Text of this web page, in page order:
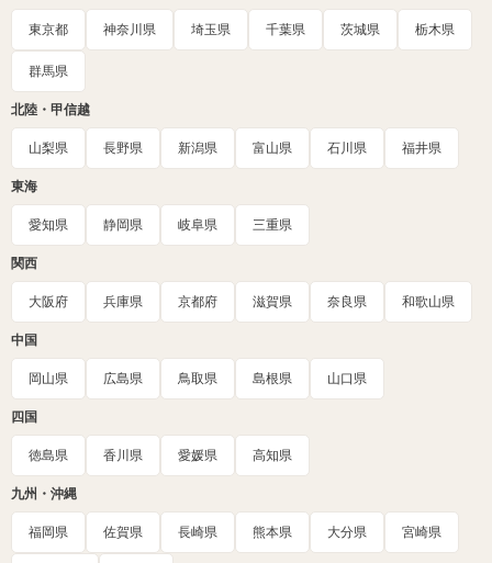
東京都 神奈川県 埼玉県 千葉県 茨城県 栃木県
群馬県
北陸・甲信越
山梨県 長野県 新潟県 富山県 石川県 福井県
東海
愛知県 静岡県 岐阜県 三重県
関西
大阪府 兵庫県 京都府 滋賀県 奈良県 和歌山県
中国
岡山県 広島県 鳥取県 島根県 山口県
四国
徳島県 香川県 愛媛県 高知県
九州・沖縄
福岡県 佐賀県 長崎県 熊本県 大分県 宮崎県